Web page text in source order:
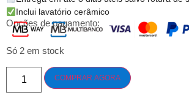
Inclui lavatório cerâmico
Opções de pagamento:
Só 2 em stock
COMPRAR AGORA